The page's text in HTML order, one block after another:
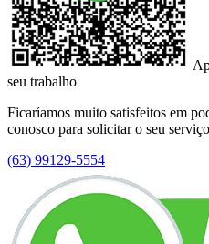
seu trabalho
Ficaríamos muito satisfeitos em
conosco para solicitar o seu
(63) 99129-5554